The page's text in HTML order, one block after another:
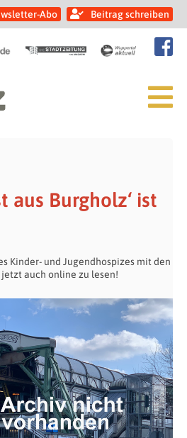
Abo Beitrag schreiben
aus Burgholz‘ ist
Kinder- und Jugendhospizes mit den
auch online zu lesen!